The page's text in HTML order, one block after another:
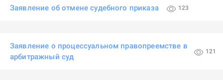
Заявление об отмене судебного приказа 123
Заявление о процессуальном правопреемстве в
арбитражный суд
121